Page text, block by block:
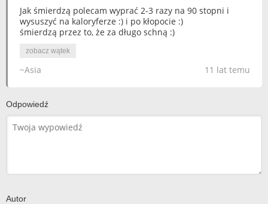
Jak śmierdzą polecam wyprać 2-3 razy na 90 stopni i
wysuszyć na kaloryferze :) i po kłopocie :)
śmierdzą przez to, że za długo schną :)
zobacz wątek
11 lat temu
~Asia
Odpowiedź
Autor